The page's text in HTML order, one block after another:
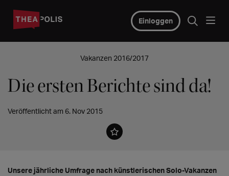
Einloggen
Vakanzen 2016/2017
Die ersten Berichte sind da!
Veröffentlicht am 6. Nov 2015
Unsere jährliche Umfrage nach künstlerischen Solo-Vakanzen